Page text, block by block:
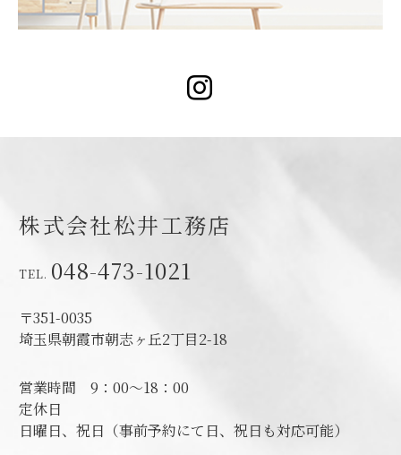
株式会社松井工務店
048-473-1021
〒351-0035
埼玉県朝霞市朝志ヶ丘2丁目2-18
営業時間9：00～18：00
定休日
日曜日、祝日（事前予約にて日、祝日も対応可能）